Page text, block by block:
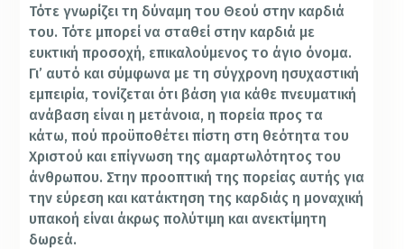
Τότε γνωρίζει τη δύναμη του Θεού στην καρδιά
του. Τότε μπορεί να σταθεί στην καρδιά με
ευκτική προσοχή, επικαλούμενος το άγιο όνομα.
Γι’ αυτό και σύμφωνα με τη σύγχρονη ησυχαστική
εμπειρία, τονίζεται ότι βάση για κάθε πνευματική
ανάβαση είναι η μετάνοια, η πορεία προς τα
κάτω, πού προϋποθέτει πίστη στη θεότητα του
Χριστού και επίγνωση της αμαρτωλότητος του
άνθρωπου. Στην προοπτική της πορείας αυτής για
την εύρεση και κατάκτηση της καρδιάς η μοναχική
υπακοή είναι άκρως πολύτιμη και ανεκτίμητη
δωρεά.